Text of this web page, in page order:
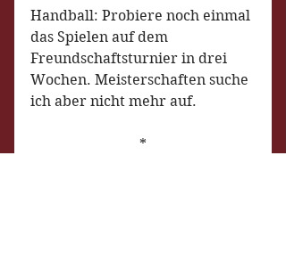
Handball: Probiere noch einmal
das Spielen auf dem
Freundschaftsturnier in drei
Wochen. Meisterschaften suche
ich aber nicht mehr auf.
*